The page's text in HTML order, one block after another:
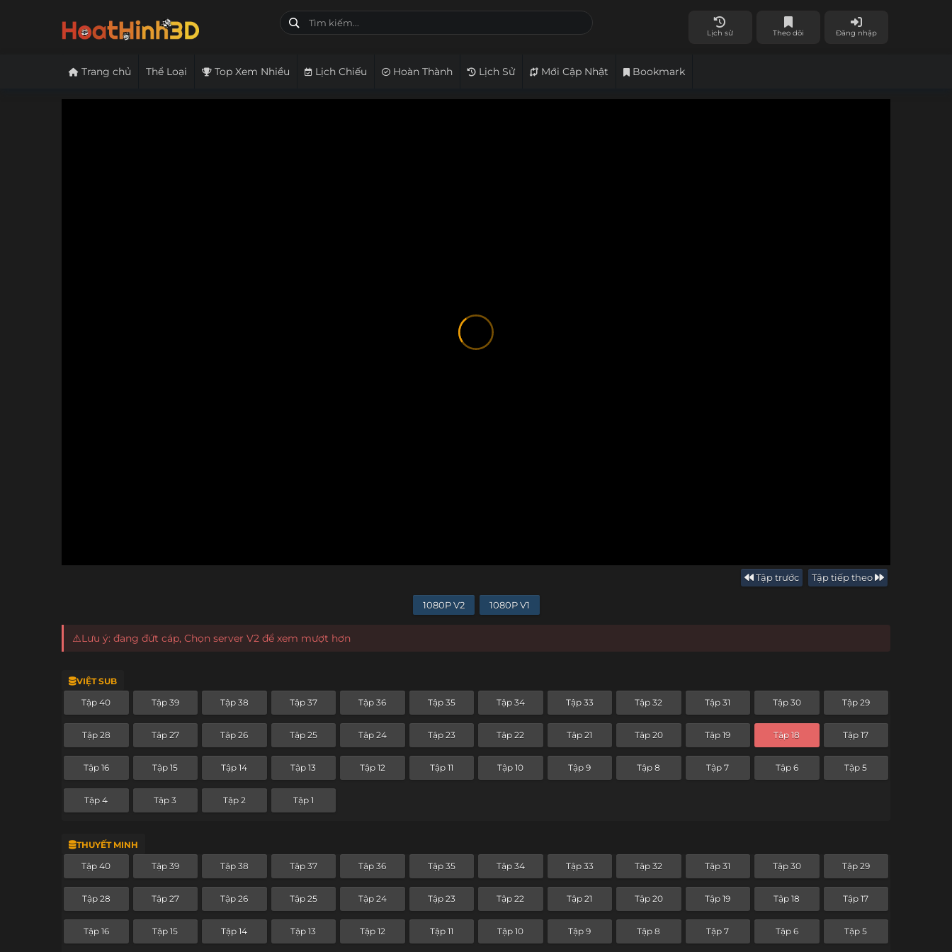
Lịch sử Theo dõi Đăng nhập
Trang chủ Thể Loại Top Xem Nhiều Lịch Chiếu Hoàn Thành Lịch Sử Mới Cập Nhật Bookmark
Tập trước Tập tiếp theo
1080P V2 1080P V1
⚠️Lưu ý: đang đứt cáp, Chọn server V2 để xem mượt hơn
VIỆT SUB
Tập 40 Tập 39 Tập 38 Tập 37 Tập 36 Tập 35 Tập 34 Tập 33 Tập 32 Tập 31 Tập 30 Tập 29
Tập 28 Tập 27 Tập 26 Tập 25 Tập 24 Tập 23 Tập 22 Tập 21 Tập 20 Tập 19 Tập 18 Tập 17
Tập 16 Tập 15 Tập 14 Tập 13 Tập 12 Tập 11 Tập 10 Tập 9 Tập 8 Tập 7 Tập 6 Tập 5
Tập 4 Tập 3 Tập 2 Tập 1
THUYẾT MINH
Tập 40 Tập 39 Tập 38 Tập 37 Tập 36 Tập 35 Tập 34 Tập 33 Tập 32 Tập 31 Tập 30 Tập 29
Tập 28 Tập 27 Tập 26 Tập 25 Tập 24 Tập 23 Tập 22 Tập 21 Tập 20 Tập 19 Tập 18 Tập 17
Tập 16 Tập 15 Tập 14 Tập 13 Tập 12 Tập 11 Tập 10 Tập 9 Tập 8 Tập 7 Tập 6 Tập 5